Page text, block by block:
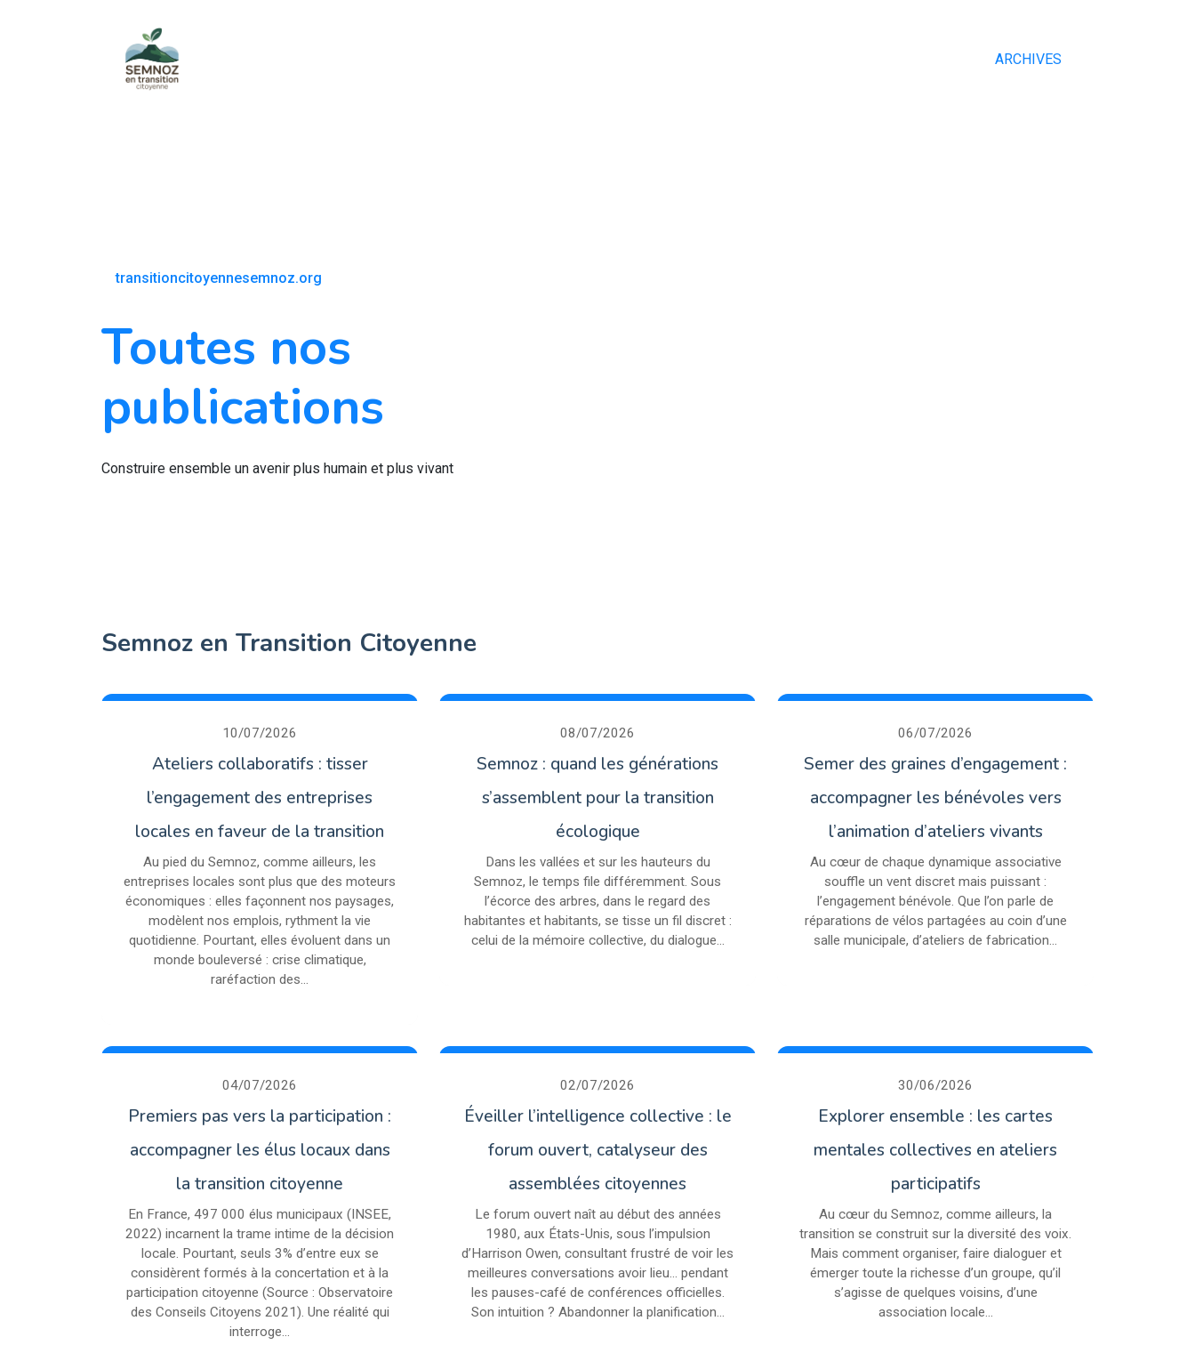
ARCHIVES
transitioncitoyennesemnoz.org
Toutes nos
publications
Construire ensemble un avenir plus humain et plus vivant
Semnoz en Transition Citoyenne
10/07/2026
Ateliers collaboratifs : tisser
l’engagement des entreprises
locales en faveur de la transition
Au pied du Semnoz, comme ailleurs, les
entreprises locales sont plus que des moteurs
économiques : elles façonnent nos paysages,
modèlent nos emplois, rythment la vie
quotidienne. Pourtant, elles évoluent dans un
monde bouleversé : crise climatique,
raréfaction des...
08/07/2026
Semnoz : quand les générations
s’assemblent pour la transition
écologique
Dans les vallées et sur les hauteurs du
Semnoz, le temps file différemment. Sous
l’écorce des arbres, dans le regard des
habitantes et habitants, se tisse un fil discret :
celui de la mémoire collective, du dialogue...
06/07/2026
Semer des graines d’engagement :
accompagner les bénévoles vers
l’animation d’ateliers vivants
Au cœur de chaque dynamique associative
souffle un vent discret mais puissant :
l’engagement bénévole. Que l’on parle de
réparations de vélos partagées au coin d’une
salle municipale, d’ateliers de fabrication...
04/07/2026
Premiers pas vers la participation :
accompagner les élus locaux dans
la transition citoyenne
En France, 497 000 élus municipaux (INSEE,
2022) incarnent la trame intime de la décision
locale. Pourtant, seuls 3% d’entre eux se
considèrent formés à la concertation et à la
participation citoyenne (Source : Observatoire
des Conseils Citoyens 2021). Une réalité qui
interroge...
02/07/2026
Éveiller l’intelligence collective : le
forum ouvert, catalyseur des
assemblées citoyennes
Le forum ouvert naît au début des années
1980, aux États-Unis, sous l’impulsion
d’Harrison Owen, consultant frustré de voir les
meilleures conversations avoir lieu… pendant
les pauses-café de conférences officielles.
Son intuition ? Abandonner la planification...
30/06/2026
Explorer ensemble : les cartes
mentales collectives en ateliers
participatifs
Au cœur du Semnoz, comme ailleurs, la
transition se construit sur la diversité des voix.
Mais comment organiser, faire dialoguer et
émerger toute la richesse d’un groupe, qu’il
s’agisse de quelques voisins, d’une
association locale...